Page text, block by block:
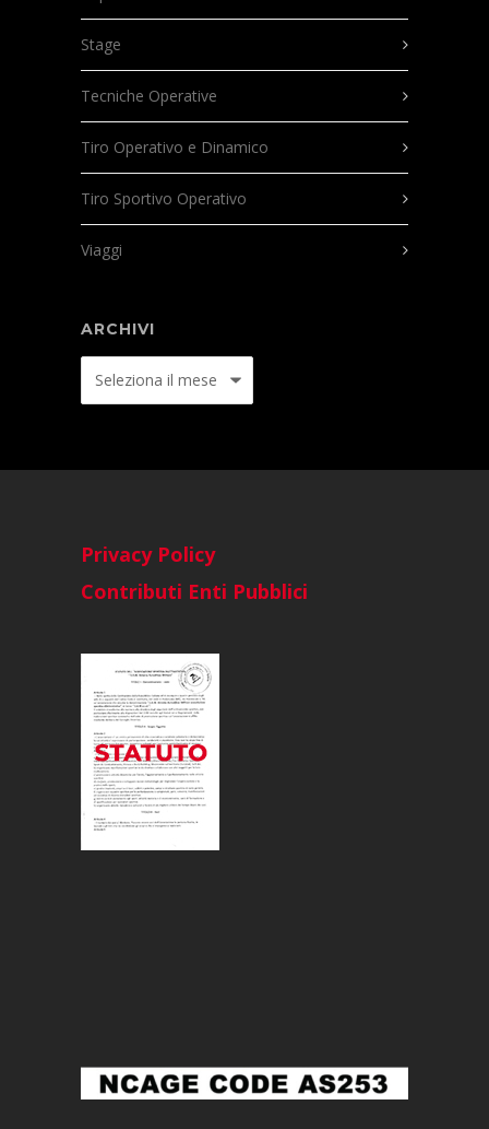
Stage
Tecniche Operative
Tiro Operativo e Dinamico
Tiro Sportivo Operativo
Viaggi
ARCHIVI
Archivi
Privacy Policy
Contributi Enti Pubblici